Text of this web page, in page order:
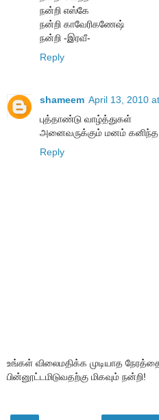
நன்றி எஸ்கே
நன்றி காவேரிகணேஷ்
நன்றி -இரவீ-
Reply
shameem April 13, 2010
புத்தாண்டு வாழ்த்துகள்
அனைவருக்கும் மனம் கனிந்த
Reply
உங்கள் விலைமதிக்க முடியாத
பின்னூட்டமிடுவதற்கு மிகவும் நன்றி!